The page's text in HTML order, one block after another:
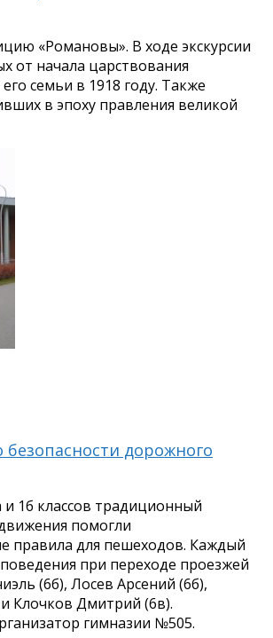
«Романовы». В ходе экскурсии
от начала царствования
семьи в 1918 году. Также
в эпоху правления великой
дорожного
1б классов традиционный
помогли
правила для пешеходов. Каждый
при переходе проезжей
(6б), Лосев Арсений (6б),
Клочков Дмитрий (6в).
гимназии №505.